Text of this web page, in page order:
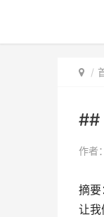
##
作者：
摘要
让我